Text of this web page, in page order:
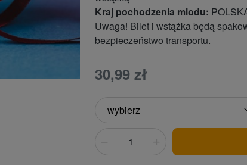
Kraj pochodzenia miodu:
Uwaga! Bilet i wstążka będą
bezpieczeństwo transportu.
30,99 zł